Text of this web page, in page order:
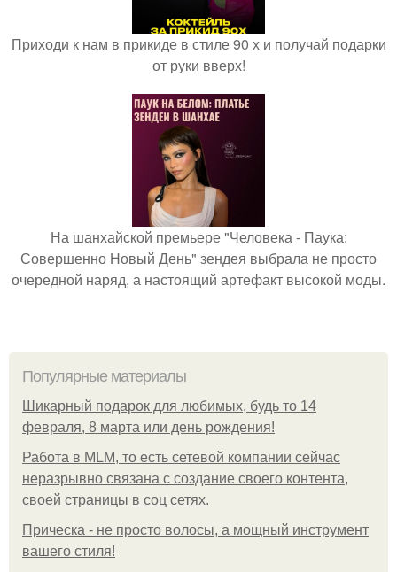
Приходи к нам в прикиде в стиле 90 х и получай подарки
от руки вверх!
На шанхайской премьере "Человека - Паука:
Совершенно Новый День" зендея выбрала не просто
очередной наряд, а настоящий артефакт высокой моды.
Популярные материалы
Шикарный подарок для любимых, будь то 14
февраля, 8 марта или день рождения!
Работа в MLM, то есть сетевой компании сейчас
неразрывно связана с создание своего контента,
своей страницы в соц сетях.
Прическа - не просто волосы, а мощный инструмент
вашего стиля!